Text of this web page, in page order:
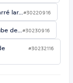
lar…#30220916
de…#30230916
#30232116